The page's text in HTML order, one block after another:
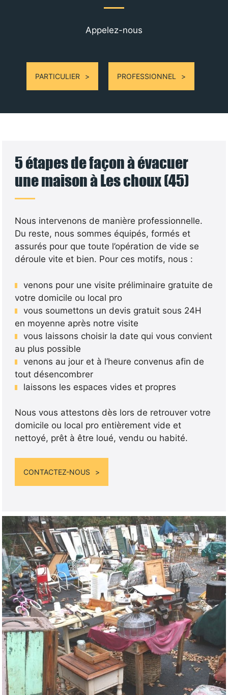
Appelez-nous
PARTICULIER PROFESSIONNEL
5 étapes de façon à évacuer
une maison à Les choux (45)
Nous intervenons de manière professionnelle.
Du reste, nous sommes équipés, formés et
assurés pour que toute l’opération de vide se
déroule vite et bien. Pour ces motifs, nous :
venons pour une visite préliminaire gratuite de
votre domicile ou local pro
vous soumettons un devis gratuit sous 24H
en moyenne après notre visite
vous laissons choisir la date qui vous convient
au plus possible
venons au jour et à l’heure convenus afin de
tout désencombrer
laissons les espaces vides et propres
Nous vous attestons dès lors de retrouver votre
domicile ou local pro entièrement vide et
nettoyé, prêt à être loué, vendu ou habité.
CONTACTEZ-NOUS